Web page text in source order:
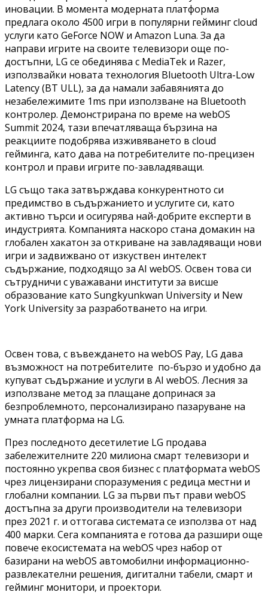
иновации. В момента модерната платформа
предлага около 4500 игри в популярни гейминг cloud
услуги като GeForce NOW и Amazon Luna. За да
направи игрите на своите телевизори още по-
достъпни, LG се обединява с MediaTek и Razer,
използвайки новата технология Bluetooth Ultra-Low
Latency (BT ULL), за да намали забавянията до
незабележимите 1ms при използване на Bluetooth
контролер. Демонстрирана по време на webOS
Summit 2024, тази впечатляваща бързина на
реакциите подобрява изживяването в cloud
гейминга, като дава на потребителите по-прецизен
контрол и прави игрите по-завладяващи.
LG също така затвърждава конкурентното си
предимство в съдържанието и услугите си, като
активно търси и осигурява най-добрите експерти в
индустрията. Компанията наскоро стана домакин на
глобален хакатон за откриване на завладяващи нови
игри и задвижвано от изкуствен интелект
съдържание, подходящо за AI webOS. Освен това си
сътрудничи с уважавани институти за висше
образование като Sungkyunkwan University и New
York University за разработването на игри.
Освен това, с въвеждането на webOS Pay, LG дава
възможност на потребителите по-бързо и удобно да
купуват съдържание и услуги в AI webOS. Лесния за
използване метод за плащане допринася за
безпроблемното, персонализирано пазаруване на
умната платформа на LG.
През последното десетилетие LG продава
забележителните 220 милиона смарт телевизори и
постоянно укрепва своя бизнес с платформата webOS
чрез лицензирани споразумения с редица местни и
глобални компании. LG за първи път прави webOS
достъпна за други производители на телевизори
през 2021 г. и оттогава системата се използва от над
400 марки. Сега компанията е готова да разшири още
повече екосистемата на webOS чрез набор от
базирани на webOS автомобилни информационно-
развлекателни решения, дигитални табели, смарт и
гейминг монитори, и проектори.